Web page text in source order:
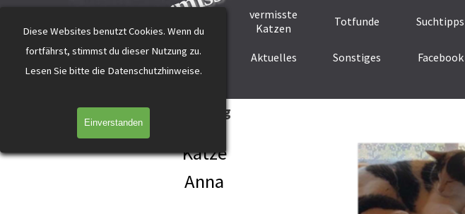
Diese Websites benutzt Cookies. Wenn du
fortfährst, stimmst du dieser Nutzung zu.
Lesen Sie bitte die Datenschutzhinweise.
Einverstanden
Direkt zum Seiteninhalt
Menü überspringen
vermisste
Katzen
Totfunde Suchtipps
Helfer werden Helfer gesucht Aktuelles Sonstiges ▼
Facebook
Anna Eppishausen 3-farbig
Katze
Anna